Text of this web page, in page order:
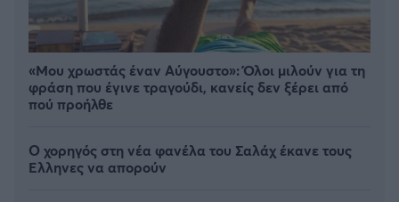
«Μου χρωστάς έναν Αύγουστο»: Όλοι μιλούν για τη
φράση που έγινε τραγούδι, κανείς δεν ξέρει από
πού προήλθε
Ο χορηγός στη νέα φανέλα του Σαλάχ έκανε τους
Έλληνες να απορούν